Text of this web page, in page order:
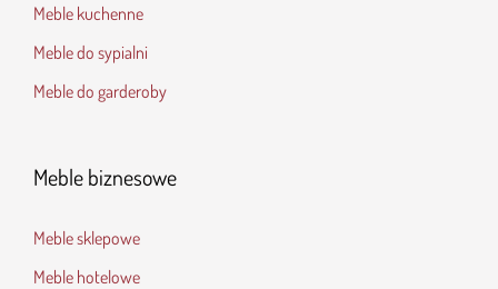
Meble kuchenne
Meble do sypialni
Meble do garderoby
Meble biznesowe
Meble sklepowe
Meble hotelowe